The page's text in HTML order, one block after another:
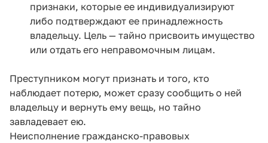
признаки, которые ее индивидуализируют
либо подтверждают ее принадлежность
владельцу. Цель — тайно присвоить имущество
или отдать его неправомочным лицам.
Преступником могут признать и того, кто
наблюдает потерю, может сразу сообщить о ней
владельцу и вернуть ему вещь, но тайно
завладевает ею.
Неисполнение гражданско-правовых